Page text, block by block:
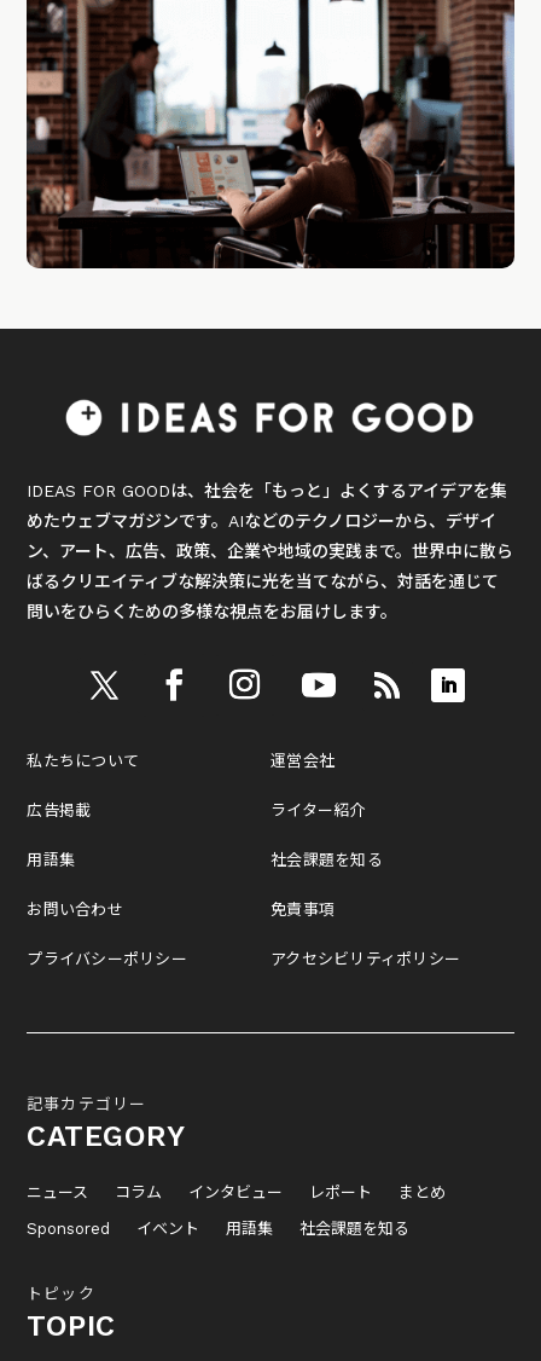
IDEAS FOR GOODは、社会を「もっと」よくするアイデアを集
めたウェブマガジンです。AIなどのテクノロジーから、デザイ
ン、アート、広告、政策、企業や地域の実践まで。世界中に散ら
ばるクリエイティブな解決策に光を当てながら、対話を通じて
問いをひらくための多様な視点をお届けします。
私たちについて
広告掲載
用語集
お問い合わせ
プライバシーポリシー
運営会社
ライター紹介
社会課題を知る
免責事項
アクセシビリティポリシー
記事カテゴリー
CATEGORY
ニュース コラム インタビュー レポート
まとめ
Sponsored
イベント 用語集 社会課題を知る
トピック
TOPIC